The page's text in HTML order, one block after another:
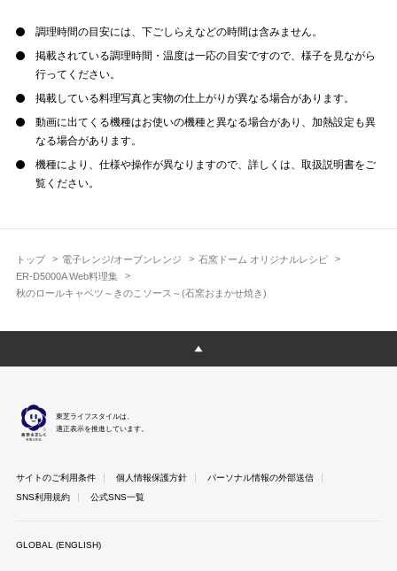
トップ 電子レンジ/オーブンレンジ
石窯ドーム オリジナルレシピ
ER-D5000A Web料理集
秋のロールキャベツ～きのこソース～(石窯おまかせ焼き)
調理時間の目安には、下ごしらえなどの時間は含みません。
掲載されている調理時間・温度は一応の目安ですので、様子を見ながら
行ってください。
掲載している料理写真と実物の仕上がりが異なる場合があります。
動画に出てくる機種はお使いの機種と異なる場合があり、加熱設定も異
なる場合があります。
機種により、仕様や操作が異なりますので、詳しくは、取扱説明書をご
覧ください。
東芝ライフスタイルは、
適正表示を推進しています。
サイトのご利用条件 個人情報保護方針
パーソナル情報の外部送信
SNS利用規約
公式SNS一覧
GLOBAL (ENGLISH)